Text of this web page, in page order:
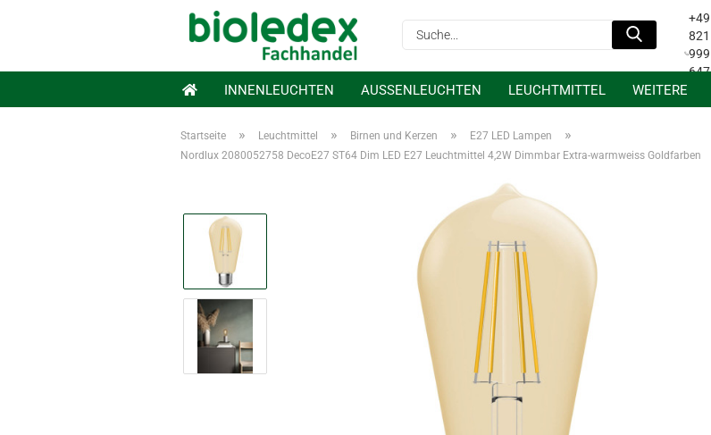
Suche...
+49
821
999
647
INNENLEUCHTEN AUSSENLEUCHTEN LEUCHTMITTEL WEITERE
Startseite » Leuchtmittel » Birnen und Kerzen » E27 LED Lampen »
Nordlux 2080052758 DecoE27 ST64 Dim LED E27 Leuchtmittel 4,2W Dimmbar Extra-warmweiss Goldfarben